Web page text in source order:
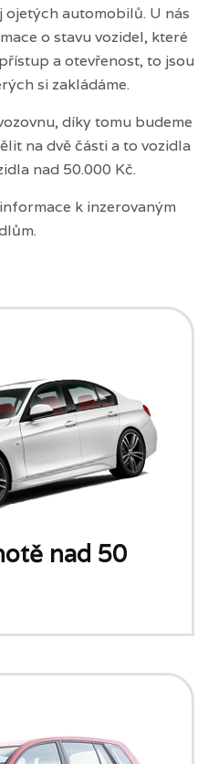
ojetých automobilů. U nás
o stavu vozidel, které
a otevřenost, to jsou
si zakládáme.
díky tomu budeme
na dvě části a to vozidla
nad 50.000 Kč.
k inzerovaným
nad 50